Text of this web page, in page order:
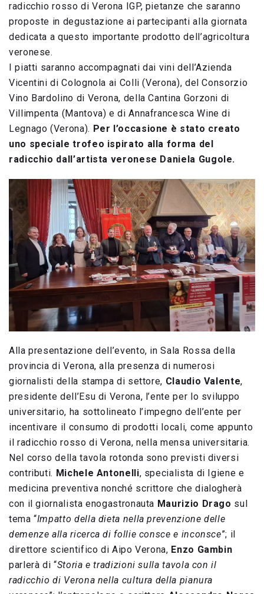
radicchio rosso di Verona IGP, pietanze che saranno
proposte in degustazione ai partecipanti alla giornata
dedicata a questo importante prodotto dell’agricoltura
veronese.
I piatti saranno accompagnati dai vini dell’Azienda
Vicentini di Colognola ai Colli (Verona), del Consorzio
Vino Bardolino di Verona, della Cantina Gorzoni di
Villimpenta (Mantova) e di Annafrancesca Wine di
Legnago (Verona). Per l’occasione è stato creato
uno speciale trofeo ispirato alla forma del
radicchio dall’artista veronese Daniela Gugole.
Alla presentazione dell’evento, in Sala Rossa della
provincia di Verona, alla presenza di numerosi
giornalisti della stampa di settore, Claudio Valente,
presidente dell’Esu di Verona, l’ente per lo sviluppo
universitario, ha sottolineato l’impegno dell’ente per
incentivare il consumo di prodotti locali, come appunto
il radicchio rosso di Verona, nella mensa universitaria.
Nel corso della tavola rotonda sono previsti diversi
contributi. Michele Antonelli, specialista di Igiene e
medicina preventiva nonché scrittore che dialogherà
con il giornalista enogastronauta Maurizio Drago sul
tema “Impatto della dieta nella prevenzione delle
demenze alla ricerca di follie consce e inconsce”; il
direttore scientifico di Aipo Verona, Enzo Gambin
parlerà di “Storia e tradizioni sulla tavola con il
radicchio di Verona nella cultura della pianura